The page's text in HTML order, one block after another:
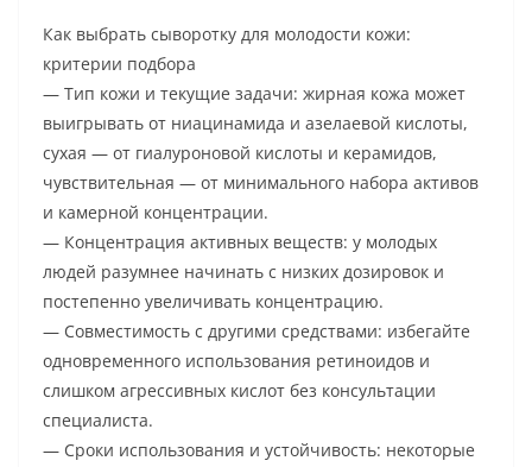
Как выбрать сыворотку для молодости кожи:
критерии подбора
— Тип кожи и текущие задачи: жирная кожа может
выигрывать от ниацинамида и азелаевой кислоты,
сухая — от гиалуроновой кислоты и керамидов,
чувствительная — от минимального набора активов
и камерной концентрации.
— Концентрация активных веществ: у молодых
людей разумнее начинать с низких дозировок и
постепенно увеличивать концентрацию.
— Совместимость с другими средствами: избегайте
одновременного использования ретиноидов и
слишком агрессивных кислот без консультации
специалиста.
— Сроки использования и устойчивость: некоторые